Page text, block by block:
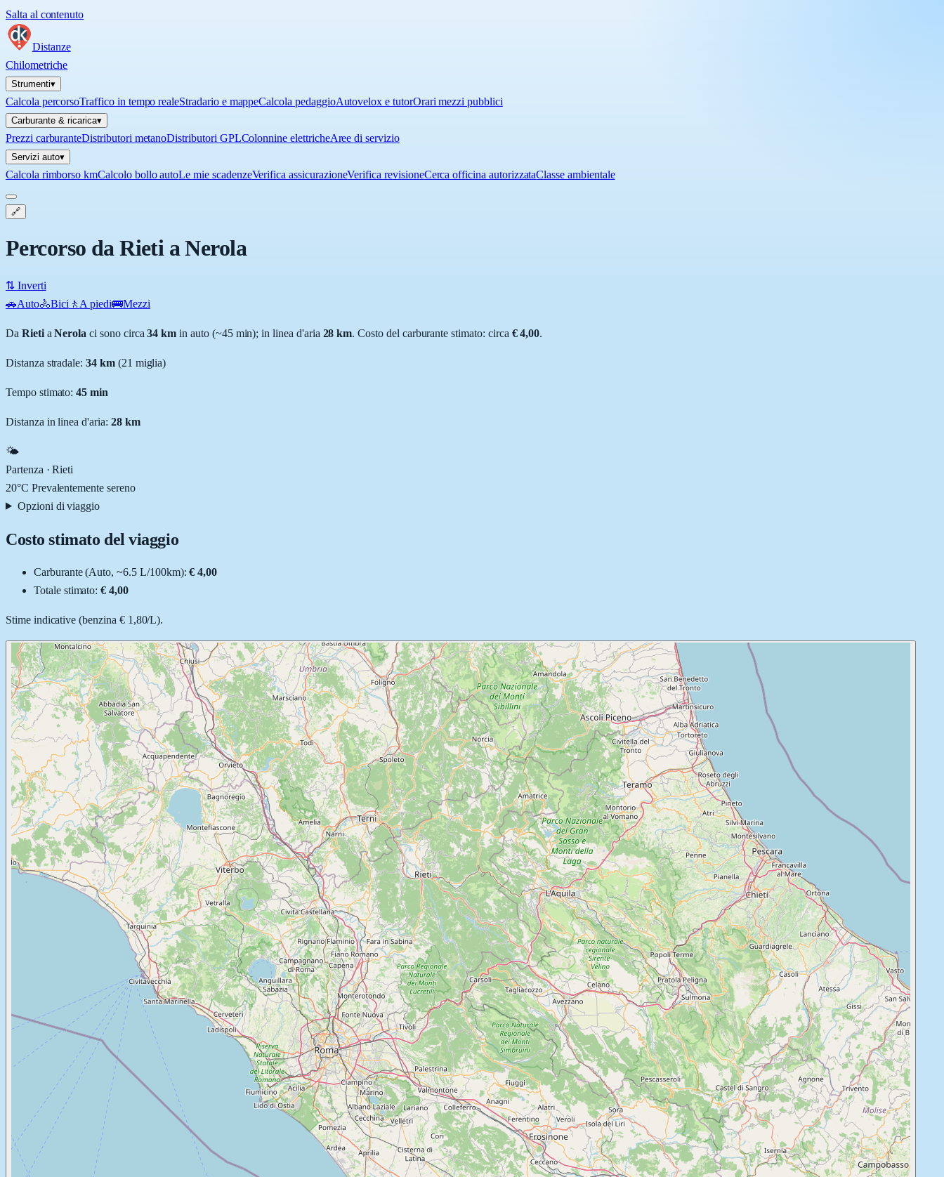
Salta al contenuto
Distanze
Chilometriche
Strumenti▾
Calcola percorsoTraffico in tempo realeStradario e mappeCalcola pedaggioAutovelox e tutorOrari mezzi pubblici
Carburante & ricarica▾
Prezzi carburanteDistributori metanoDistributori GPLColonnine elettricheAree di servizio
Servizi auto▾
Calcola rimborso kmCalcolo bollo autoLe mie scadenzeVerifica assicurazioneVerifica revisioneCerca officina autorizzataClasse ambientale
🔗
Percorso da Rieti a Nerola
⇅ Inverti
🚗Auto🚴Bici 🚶 A piedi🚌Mezzi
Da RietiaNerola ci sono circa 34 km in auto (~45 min); in linea d'aria 28 km. Costo del carburante stimato: circa € 4,00.
Distanza stradale:34 km (21 miglia)
Tempo stimato:45 min
Distanza in linea d'aria: 28km
🌤️
Partenza ·Rieti
20°C Prevalentemente sereno
Opzioni di viaggio
Costo stimato del viaggio
Carburante (Auto, ~6.5 L/100km): € 4,00
Totale stimato:€ 4,00
Stime indicative (benzina € 1,80/L).